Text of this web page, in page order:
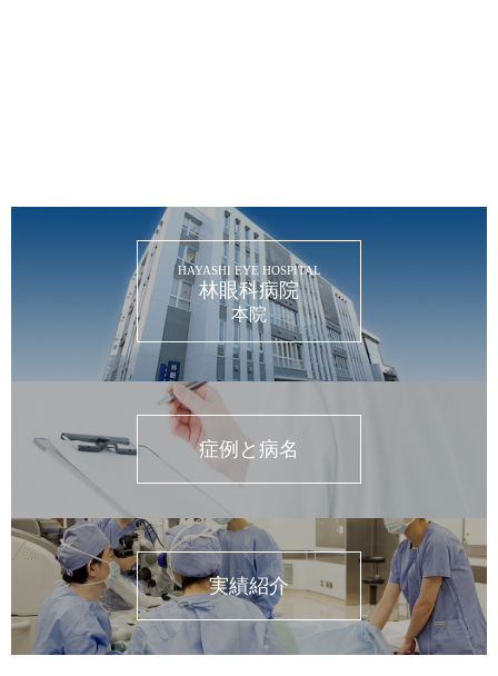
HAYASHI EYE HOSPITAL
林眼科病院
本院
症例と病名
実績紹介